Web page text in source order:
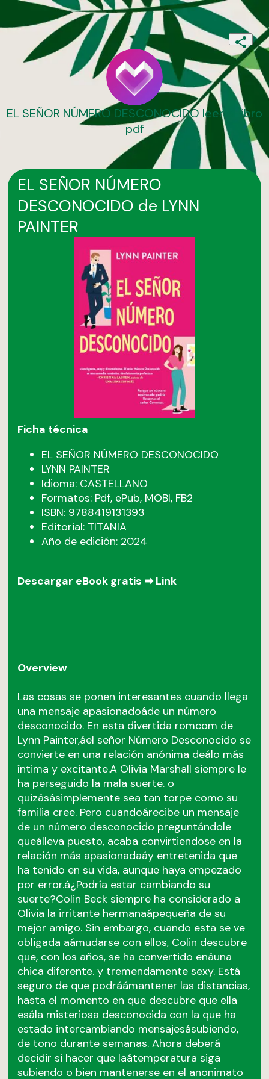
EL SEÑOR NÚMERO DESCONOCIDO leer el libro
pdf
EL SEÑOR NÚMERO
DESCONOCIDO de LYNN
PAINTER
Ficha técnica
EL SEÑOR NÚMERO DESCONOCIDO
LYNN PAINTER
Idioma: CASTELLANO
Formatos: Pdf, ePub, MOBI, FB2
ISBN: 9788419131393
Editorial: TITANIA
Año de edición: 2024
Descargar eBook gratis ➡Link
Overview
Las cosas se ponen interesantes cuando llega
una mensaje apasionadoáde un número
desconocido. En esta divertida romcom de
Lynn Painter,áel señor Número Desconocido se
convierte en una relación anónima deálo más
íntima y excitante.A Olivia Marshall siempre le
ha perseguido la mala suerte. o
quizásásimplemente sea tan torpe como su
familia cree. Pero cuandoárecibe un mensaje
de un número desconocido preguntándole
queálleva puesto, acaba convirtiendose en la
relación más apasionadaáy entretenida que
ha tenido en su vida, aunque haya empezado
por error.á¿Podría estar cambiando su
suerte?Colin Beck siempre ha considerado a
Olivia la irritante hermanaápequeña de su
mejor amigo. Sin embargo, cuando esta se ve
obligada aámudarse con ellos, Colin descubre
que, con los años, se ha convertido enáuna
chica diferente. y tremendamente sexy. Está
seguro de que podráámantener las distancias,
hasta el momento en que descubre que ella
esála misteriosa desconocida con la que ha
estado intercambiando mensajesásubiendo,
de tono durante semanas. Ahora deberá
decidir si hacer que laátemperatura siga
subiendo o bien mantenerse en el anonimato